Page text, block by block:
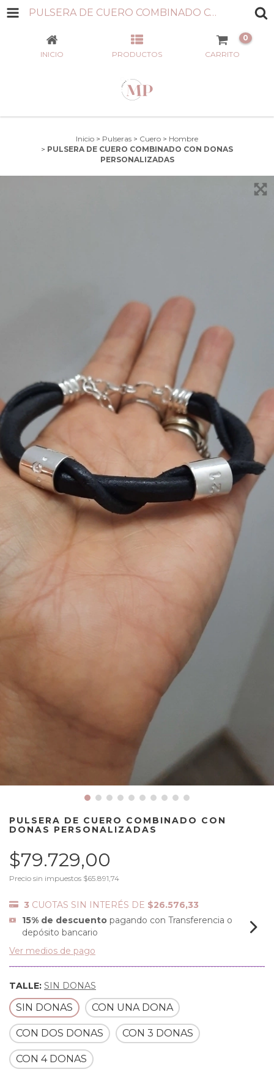
PULSERA DE CUERO COMBINADO CON DONAS PERSONALIZADAS
INICIO PRODUCTOS CARRITO
0
Inicio > Pulseras > Cuero > Hombre
> PULSERA DE CUERO COMBINADO CON DONAS
PERSONALIZADAS
PULSERA DE CUERO COMBINADO CON
DONAS PERSONALIZADAS
$79.729,00
Precio sin impuestos $65.891,74
3 CUOTAS SIN INTERÉS DE $26.576,33
15% de descuento pagando con Transferencia o
depósito bancario
Ver medios de pago
TALLE: SIN DONAS
SIN DONAS CON UNA DONA
CON DOS DONAS CON 3 DONAS
CON 4 DONAS